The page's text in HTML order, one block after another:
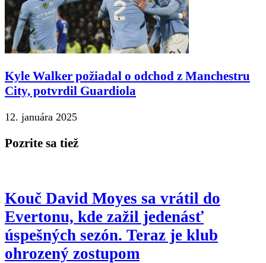
Kyle Walker požiadal o odchod z Manchestru
City, potvrdil Guardiola
12. januára 2025
Pozrite sa tiež
Kouč David Moyes sa vrátil do
Evertonu, kde zažil jedenásť
úspešných sezón. Teraz je klub
ohrozený zostupom